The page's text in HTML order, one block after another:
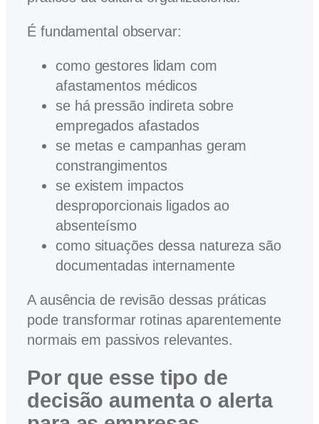
É fundamental observar:
como gestores lidam com
afastamentos médicos
se há pressão indireta sobre
empregados afastados
se metas e campanhas geram
constrangimentos
se existem impactos
desproporcionais ligados ao
absenteísmo
como situações dessa natureza são
documentadas internamente
A ausência de revisão dessas práticas
pode transformar rotinas aparentemente
normais em passivos relevantes.
Por que esse tipo de
decisão aumenta o alerta